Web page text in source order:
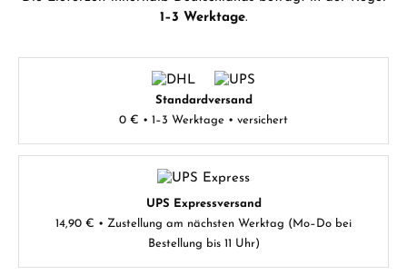
1–3 Werktage.
Standardversand
0 € • 1–3 Werktage • versichert
UPS Expressversand
14,90 € • Zustellung am nächsten Werktag (Mo–Do bei
Bestellung bis 11 Uhr)